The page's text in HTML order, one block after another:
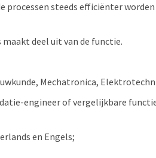
steeds efficiënter
deel uit van de functie.
Mechatronica,
engineer of vergelijkbare
en Engels;